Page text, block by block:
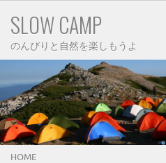
SLOW CAMP
のんびりと自然を楽しもうよ
HOME